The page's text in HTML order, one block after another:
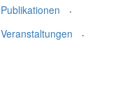
Publikationen
.
Veranstaltungen
.